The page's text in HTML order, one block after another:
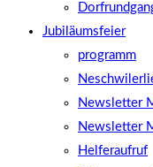
Jubiläumsfeier
programm
Newsletter
Newsletter
Helferaufruf